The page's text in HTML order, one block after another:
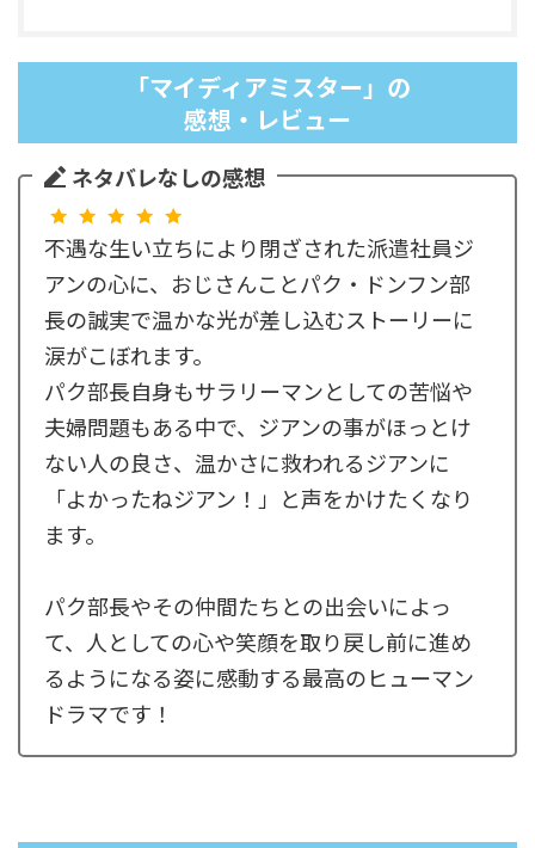
「マイディアミスター」の
感想・レビュー
ネタバレなしの感想
不遇な生い立ちにより閉ざされた派遣社員ジ
アンの心に、おじさんことパク・ドンフン部
長の誠実で温かな光が差し込むストーリーに
涙がこぼれます。
パク部長自身もサラリーマンとしての苦悩や
夫婦問題もある中で、ジアンの事がほっとけ
ない人の良さ、温かさに救われるジアンに
「よかったねジアン！」と声をかけたくなり
ます。
パク部長やその仲間たちとの出会いによっ
て、人としての心や笑顔を取り戻し前に進め
るようになる姿に感動する最高のヒューマン
ドラマです！